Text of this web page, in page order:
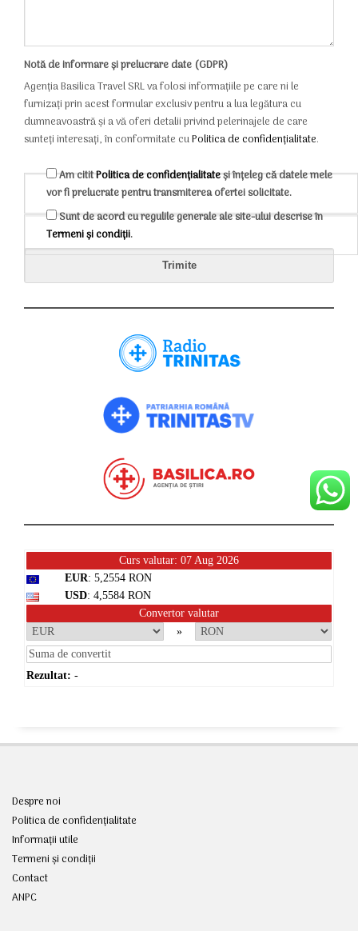
Notă de informare și prelucrare date (GDPR)
Agenția Basilica Travel SRL va folosi informațiile pe care ni le
furnizați prin acest formular exclusiv pentru a lua legătura cu
dumneavoastră și a vă oferi detalii privind pelerinajele de care
sunteți interesați, în conformitate cuPolitica de confidențialitate.
Am cititPolitica de confidențialitateși înțeleg că datele mele
vor fi prelucrate pentru transmiterea ofertei solicitate.
Sunt de acord cu regulile generale ale site-ului descrise în
Termeni și condiții.
Curs valutar: 07 Aug 2026
EUR: 5,2554 RON
USD: 4,5584 RON
Convertor valutar
»
Rezultat: -
Despre noi
Politica de confidențialitate
Informații utile
Termeni și condiții
Contact
ANPC